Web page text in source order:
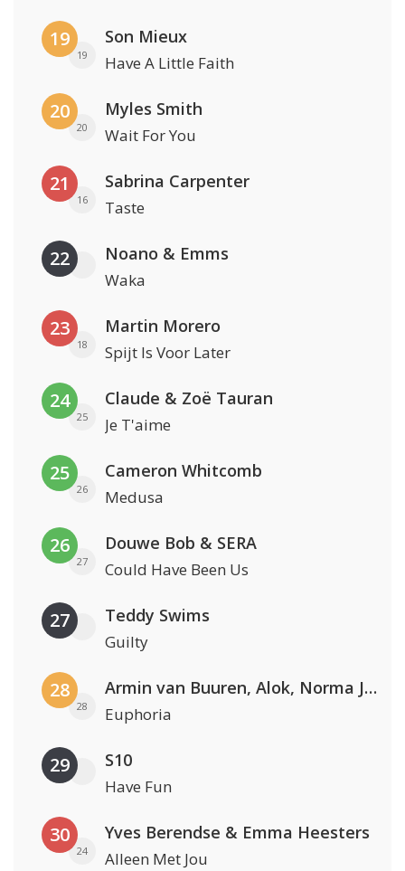
19
19
Son Mieux
Have A Little Faith
20
20
Myles Smith
Wait For You
21
16
Sabrina Carpenter
Taste
22 Noano & Emms
Waka
23
18
Martin Morero
Spijt Is Voor Later
24
25
Claude & Zoë Tauran
Je T'aime
25
26
Cameron Whitcomb
Medusa
26
27
Douwe Bob & SERA
Could Have Been Us
27 Teddy Swims
Guilty
28
28
Armin van Buuren, Alok, Norma Jean Martine & LAWRENT
Euphoria
29 S10
Have Fun
30
24
Yves Berendse & Emma Heesters
Alleen Met Jou